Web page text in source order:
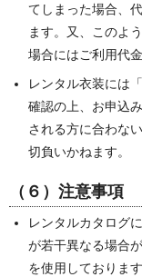
てしまった場合、
ます。又、このよ
場合にはご利用代
レンタル衣装には
確認の上、お申込
される方に合わな
切負いかねます。
（６）注意事項
レンタルカタログ
が若干異なる場合
を使用しておりま